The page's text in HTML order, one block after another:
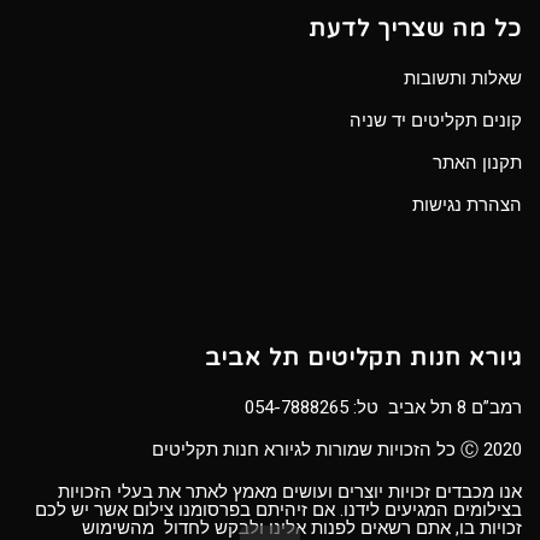
כל מה שצריך לדעת
שאלות ותשובות
קונים תקליטים יד שניה
תקנון האתר
הצהרת נגישות
גיורא חנות תקליטים תל אביב
רמב”ם 8 תל אביב טל:
054-7888265
Ⓒ 2020 כל הזכויות שמורות לגיורא חנות תקליטים
אנו מכבדים זכויות יוצרים ועושים מאמץ לאתר את בעלי הזכויות
בצילומים המגיעים לידנו. אם זיהיתם בפרסומנו צילום אשר יש לכם
זכויות בו, אתם רשאים לפנות אלינו ולבקש לחדול מהשימוש